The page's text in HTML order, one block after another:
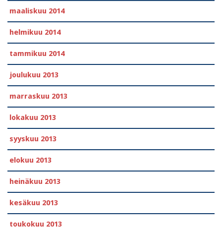
maaliskuu 2014
helmikuu 2014
tammikuu 2014
joulukuu 2013
marraskuu 2013
lokakuu 2013
syyskuu 2013
elokuu 2013
heinäkuu 2013
kesäkuu 2013
toukokuu 2013